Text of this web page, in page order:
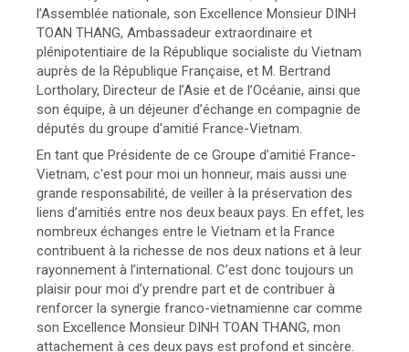
l’Assemblée nationale, son Excellence Monsieur DINH
TOAN THANG, Ambassadeur extraordinaire et
plénipotentiaire de la République socialiste du Vietnam
auprès de la République Française, et M. Bertrand
Lortholary, Directeur de l’Asie et de l’Océanie, ainsi que
son équipe, à un déjeuner d’échange en compagnie de
députés du groupe d'amitié France-Vietnam.
En tant que Présidente de ce Groupe d’amitié France-
Vietnam, c'est pour moi un honneur, mais aussi une
grande responsabilité, de veiller à la préservation des
liens d’amitiés entre nos deux beaux pays. En effet, les
nombreux échanges entre le Vietnam et la France
contribuent à la richesse de nos deux nations et à leur
rayonnement à l’international. C’est donc toujours un
plaisir pour moi d’y prendre part et de contribuer à
renforcer la synergie franco-vietnamienne car comme
son Excellence Monsieur DINH TOAN THANG, mon
attachement à ces deux pays est profond et sincère.